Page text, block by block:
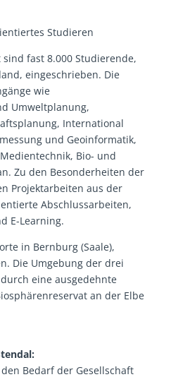
Studieren
fast 8.000 Studierende,
eingeschrieben. Die
wie
Umweltplanung,
International
und Geoinformatik,
Bio- und
Zu den Besonderheiten der
Projektarbeiten aus der
Abschlussarbeiten,
E-Learning.
in Bernburg (Saale),
Die Umgebung der drei
eine ausgedehnte
an der Elbe
Bedarf der Gesellschaft